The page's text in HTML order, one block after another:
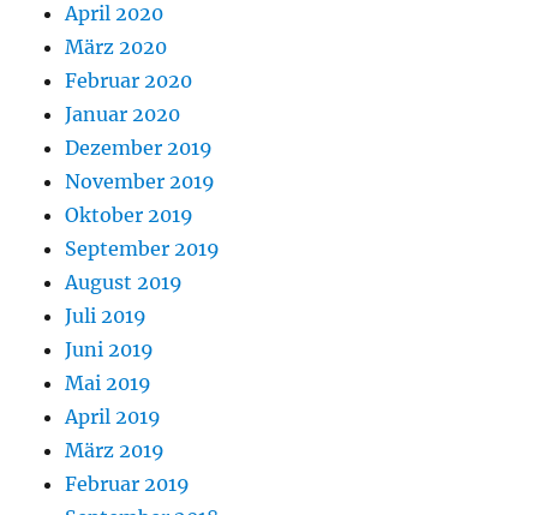
April 2020
März 2020
Februar 2020
Januar 2020
Dezember 2019
November 2019
Oktober 2019
September 2019
August 2019
Juli 2019
Juni 2019
Mai 2019
April 2019
März 2019
Februar 2019